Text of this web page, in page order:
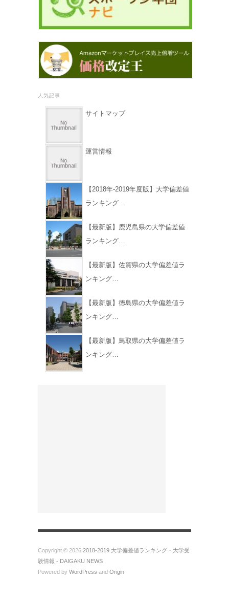
人気記事
サイトマップ
運営情報
【2018年-2019年度版】大学偏差値
ランキング…
【最新版】鹿児島県の大学偏差値
ランキング…
【最新版】佐賀県の大学偏差値ラ
ンキング…
【最新版】徳島県の大学偏差値ラ
ンキング…
【最新版】鳥取県の大学偏差値ラ
ンキング…
Copyright © 2026 2018-2019 大学偏差値ランキング・大学受
験情報 - DAIGAKU NEWS
Powered by WordPress and Origin